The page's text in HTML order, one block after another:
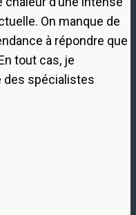
On manque de
à répondre que
tout cas, je
des spécialistes